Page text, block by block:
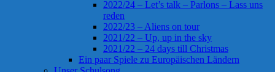
2022/24 – Let’s talk – Parlons – Lass uns
reden
2022/23 – Aliens on tour
2021/22 – Up, up in the sky
2021/22 – 24 days till Christmas
Ein paar Spiele zu Europäischen Ländern